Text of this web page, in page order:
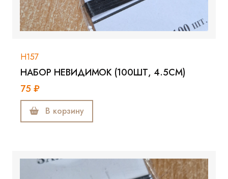
Н157
НАБОР НЕВИДИМОК (100ШТ, 4.5СМ)
75 ₽
В корзину